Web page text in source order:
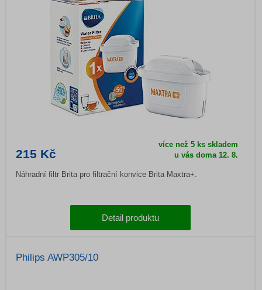
215 Kč
více než 5 ks skladem
u vás doma12. 8.
Náhradní filtr Brita pro filtrační konvice Brita Maxtra+.
Detail produktu
Philips AWP305/10